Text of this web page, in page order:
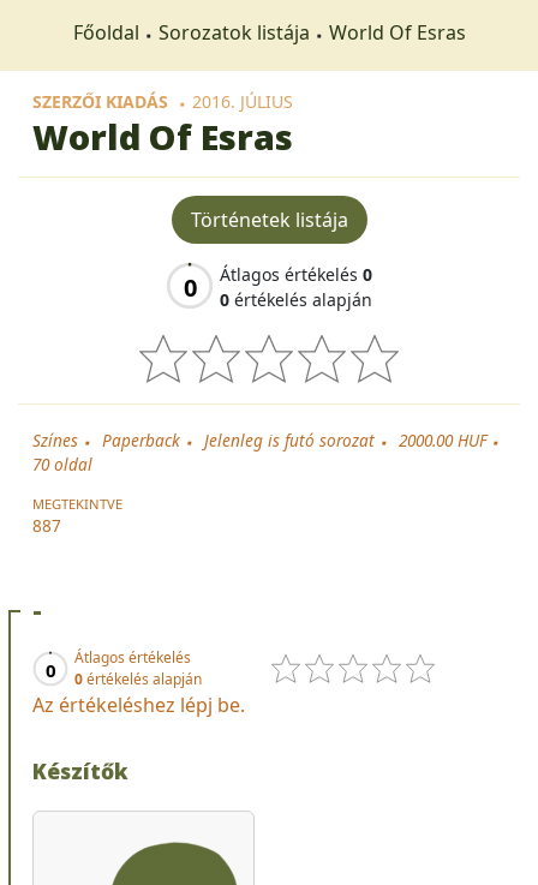
Főoldal Sorozatok listája World Of Esras
SZERZŐI KIADÁS 2016. JÚLIUS
World Of Esras
Történetek listája
0 Átlagos értékelés 0
0 értékelés alapján
Színes Paperback Jelenleg is futó sorozat
2000.00 HUF
70oldal
MEGTEKINTVE
887
-
0
Átlagos értékelés
0értékelés alapján
Az értékeléshez lépj be.
Készítők